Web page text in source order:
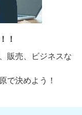
！
販売、ビジネスな
で決めよう！